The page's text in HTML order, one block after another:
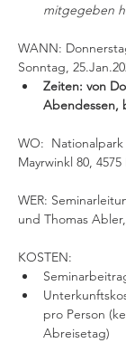
mitgegeben
WANN:
Sonntag,
Zeiten: von
Abendessen,
WO:
Mayrwinkl 80,
WER:
und Thomas Abler,
KOSTEN:
pro Person
Abreisetag)